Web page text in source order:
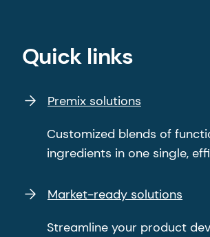
Quick links
Premix solutions
Customized blends of
ingredients in one single,
Market-ready solutions
Streamline your product